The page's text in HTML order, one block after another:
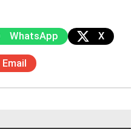
WhatsApp X
Email